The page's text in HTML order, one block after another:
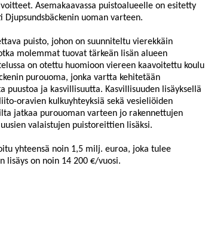
Asemakaavassa puistoalueelle on esitetty
Djupsundsbäckeninuoman varteen.
puisto, johon on suunniteltu vierekkäin
molemmat tuovat tärkeän lisän alueen
on otettu huomioon viereen kaavoitettu koulu
purouoma, jonka vartta kehitetään
ja kasvillisuutta. Kasvillisuuden lisäyksellä
oravien kulkuyhteyksiä sekä vesieliöiden
jatkaa purouoman varteen jo rakennettujen
valaistujen puistoreittien lisäksi.
yhteensä noin 1,5 milj. euroa, joka tulee
lisäys on noin 14 200 €/vuosi.